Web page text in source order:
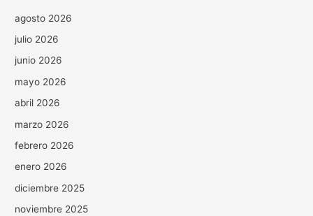
agosto 2026
julio 2026
junio 2026
mayo 2026
abril 2026
marzo 2026
febrero 2026
enero 2026
diciembre 2025
noviembre 2025